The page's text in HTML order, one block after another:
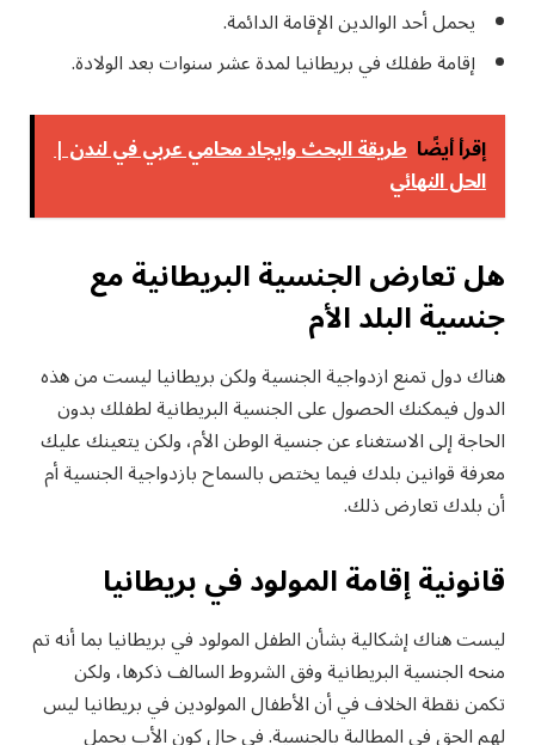
يحمل أحد الوالدين الإقامة الدائمة.
إقامة طفلك في بريطانيا لمدة عشر سنوات بعد الولادة.
إقرأ أيضًا طريقة البحث وايجاد محامي عربي في لندن |
الحل النهائي
هل تعارض الجنسية البريطانية مع
جنسية البلد الأم
هناك دول تمنع ازدواجية الجنسية ولكن بريطانيا ليست من هذه
الدول فيمكنك الحصول على الجنسية البريطانية لطفلك بدون
الحاجة إلى الاستغناء عن جنسية الوطن الأم، ولكن يتعينك عليك
معرفة قوانين بلدك فيما يختص بالسماح بازدواجية الجنسية أم
أن بلدك تعارض ذلك.
قانونية إقامة المولود في بريطانيا
ليست هناك إشكالية بشأن الطفل المولود في بريطانيا بما أنه تم
منحه الجنسية البريطانية وفق الشروط السالف ذكرها، ولكن
تكمن نقطة الخلاف في أن الأطفال المولودين في بريطانيا ليس
لهم الحق في المطالبة بالجنسية. في حال كون الأب يحمل